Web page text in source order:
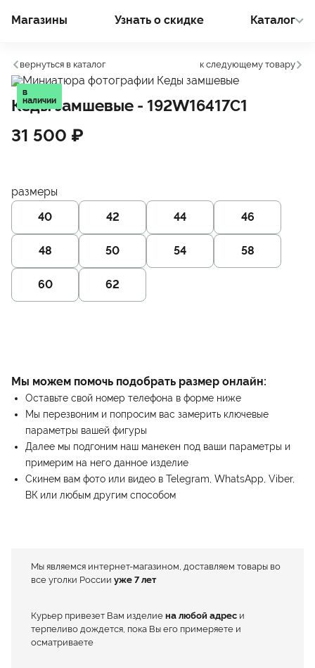
Магазины Узнать о cкидке Каталог
вернуться в каталог к следующему товару
в
наличии
Кеды замшевые - 192W16417C1
31 500 ₽
размеры
40
42 44 46
48 50 54 58
60 62
Мы можем помочь подобрать размер онлайн:
Оставьте свой номер телефона в форме ниже
Мы перезвоним и попросим вас замерить ключевые
параметры вашей фигуры
Далее мы подгоним наш манекен под ваши параметры и
примерим на него данное изделие
Скинем вам фото или видео в Telegram, WhatsApp, Viber,
ВК или любым другим способом
Мы являемся интернет-магазином, доставляем товары во
все уголки России уже 7 лет
Курьер привезет Вам изделие на любой адрес и
терпеливо дождется, пока Вы его примеряете и
осматриваете